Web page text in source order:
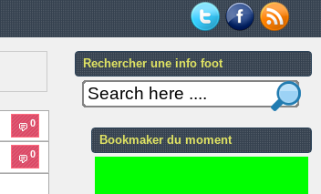
0
0
Rechercher une info foot
Bookmaker du moment